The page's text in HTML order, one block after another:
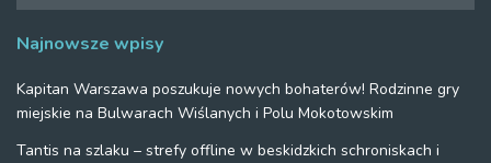
Najnowsze wpisy
Kapitan Warszawa poszukuje nowych bohaterów! Rodzinne gry
miejskie na Bulwarach Wiślanych i Polu Mokotowskim
Tantis na szlaku – strefy offline w beskidzkich schroniskach i